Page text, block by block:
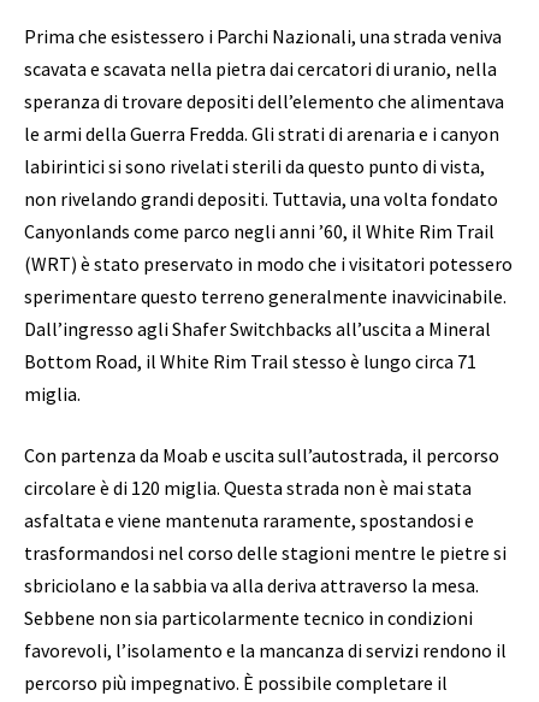
Prima che esistessero i Parchi Nazionali, una strada veniva
scavata e scavata nella pietra dai cercatori di uranio, nella
speranza di trovare depositi dell’elemento che alimentava
le armi della Guerra Fredda. Gli strati di arenaria e i canyon
labirintici si sono rivelati sterili da questo punto di vista,
non rivelando grandi depositi. Tuttavia, una volta fondato
Canyonlands come parco negli anni ’60, il White Rim Trail
(WRT) è stato preservato in modo che i visitatori potessero
sperimentare questo terreno generalmente inavvicinabile.
Dall’ingresso agli Shafer Switchbacks all’uscita a Mineral
Bottom Road, il White Rim Trail stesso è lungo circa 71
miglia.
Con partenza da Moab e uscita sull’autostrada, il percorso
circolare è di 120 miglia. Questa strada non è mai stata
asfaltata e viene mantenuta raramente, spostandosi e
trasformandosi nel corso delle stagioni mentre le pietre si
sbriciolano e la sabbia va alla deriva attraverso la mesa.
Sebbene non sia particolarmente tecnico in condizioni
favorevoli, l’isolamento e la mancanza di servizi rendono il
percorso più impegnativo. È possibile completare il